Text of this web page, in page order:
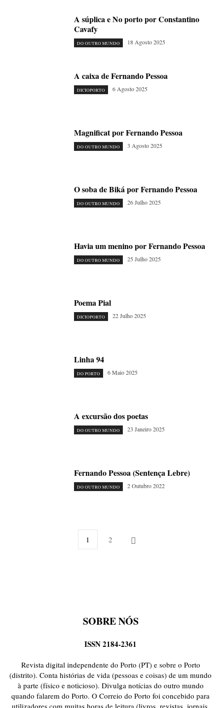
A súplica e No porto por Constantino
Cavafy
DO OUTRO MUNDO 18 Agosto 2025
A caixa de Fernando Pessoa
DICIOPORTO 6 Agosto 2025
Magnificat por Fernando Pessoa
DO OUTRO MUNDO 3 Agosto 2025
O soba de Biká por Fernando Pessoa
DO OUTRO MUNDO 26 Julho 2025
Havia um menino por Fernando Pessoa
DO OUTRO MUNDO 25 Julho 2025
Poema Pial
DICIOPORTO 22 Julho 2025
Linha 94
DO PORTO 6 Maio 2025
A excursão dos poetas
DO OUTRO MUNDO 23 Janeiro 2025
Fernando Pessoa (Sentença Lebre)
DO OUTRO MUNDO 2 Outubro 2022
1 2
SOBRE NÓS
ISSN 2184-2361
Revista digital independente do Porto (PT) e sobre o Porto
(distrito). Conta histórias de vida (pessoas e coisas) de um mundo
à parte (físico e noticioso). Divulga notícias do outro mundo
quando falarem do Porto. O Correio do Porto foi concebido para
utilizadores com muitas horas de leitura (livros, revistas, jornais,